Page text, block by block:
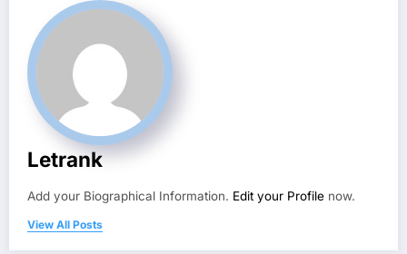
Letrank
Add your Biographical Information. Edit your Profile now.
View All Posts